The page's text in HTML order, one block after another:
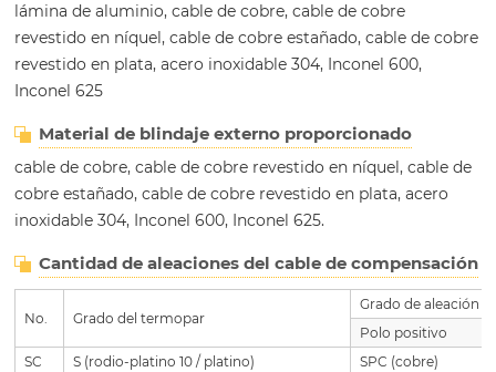
lámina de aluminio, cable de cobre, cable de cobre
revestido en níquel, cable de cobre estañado, cable de cobre
revestido en plata, acero inoxidable 304, Inconel 600,
Inconel 625
Material de blindaje externo proporcionado
cable de cobre, cable de cobre revestido en níquel, cable de
cobre estañado, cable de cobre revestido en plata, acero
inoxidable 304, Inconel 600, Inconel 625.
Cantidad de aleaciones del cable de compensación
No. Grado del termopar
Grado de aleación
Polo positivo
SC
S (rodio-platino 10 / platino)
SPC (cobre)